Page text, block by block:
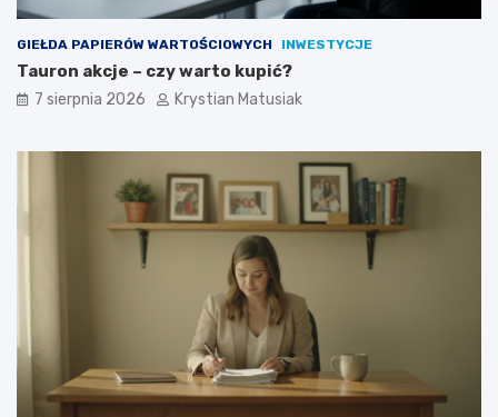
GIEŁDA PAPIERÓW WARTOŚCIOWYCH INWESTYCJE
Tauron akcje – czy warto kupić?
7 sierpnia 2026 Krystian Matusiak